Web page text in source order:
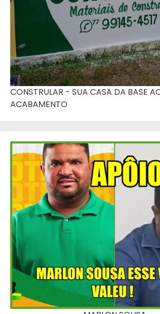
CONSTRULAR - SUA CASA DA BASE
ACABAMENTO